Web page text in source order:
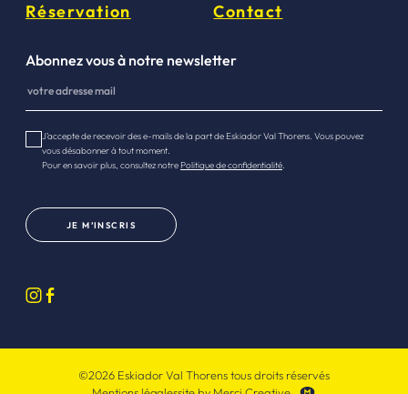
Réservation Contact
Abonnez vous à notre newsletter
JE M’INSCRIS
J’accepte de recevoir des e-mails de la part de Eskiador Val Thorens. Vous pouvez
vous désabonner à tout moment.
Pour en savoir plus, consultez notre Politique de confidentialité.
©2026 Eskiador Val Thorens tous droits réservés